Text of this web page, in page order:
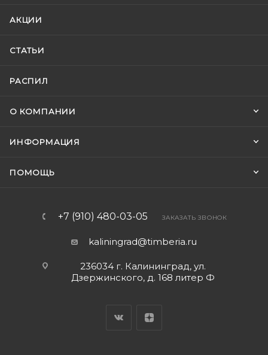
АКЦИИ
СТАТЬИ
РАСПИЛ
О КОМПАНИИ
ИНФОРМАЦИЯ
ПОМОЩЬ
+7 (910) 480-03-05 ЗАКАЗАТЬ ЗВОНОК
kaliningrad@timberia.ru
236034 г. Калининград, ул.
Дзержинского, д. 168 литер Ф